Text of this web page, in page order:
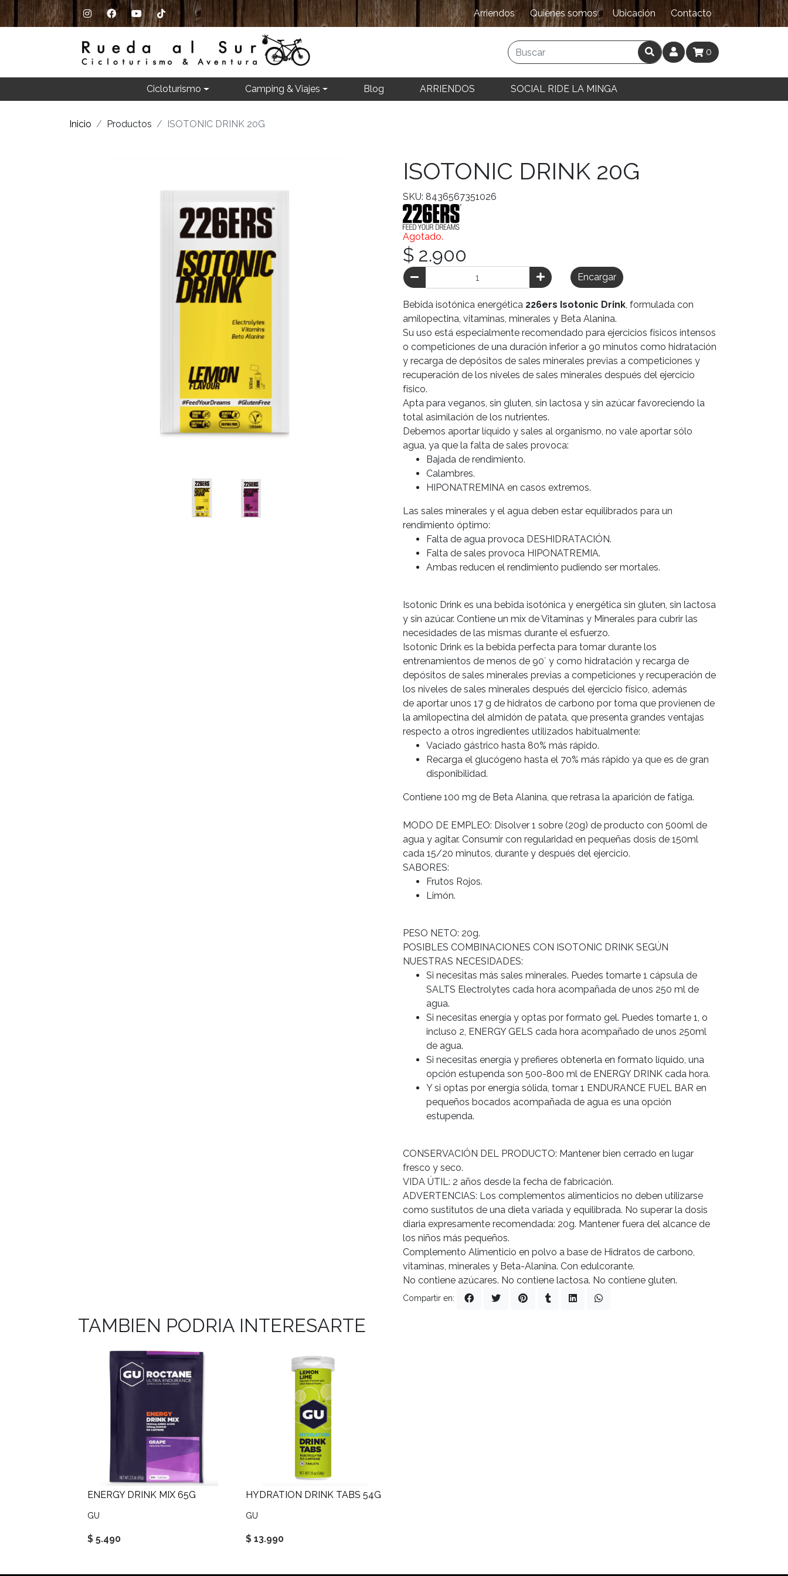
Arriendos Quiénes somos Ubicación Contacto
0
Cicloturismo Camping & Viajes Blog ARRIENDOS SOCIAL RIDE LA MINGA
Inicio Productos ISOTONIC DRINK 20G
ISOTONIC DRINK 20G
SKU: 8436567351026
Agotado.
$ 2.900
Encargar
Bebida isotónica energética 226ers Isotonic Drink, formulada con
amilopectina, vitaminas, minerales y Beta Alanina.
Su uso está especialmente recomendado para ejercicios físicos intensos
o competiciones de una duración inferior a 90 minutos como hidratación
y recarga de depósitos de sales minerales previas a competiciones y
recuperación de los niveles de sales minerales después del ejercicio
físico.
Apta para veganos, sin gluten, sin lactosa y sin azúcar favoreciendo la
total asimilación de los nutrientes.
Debemos aportar líquido y sales al organismo, no vale aportar sólo
agua, ya que la falta de sales provoca:
Bajada de rendimiento.
Calambres.
HIPONATREMINA en casos extremos.
Las sales minerales y el agua deben estar equilibrados para un
rendimiento óptimo:
Falta de agua provoca DESHIDRATACIÓN.
Falta de sales provoca HIPONATREMIA.
Ambas reducen el rendimiento pudiendo ser mortales.
Isotonic Drink es una bebida isotónica y energética sin gluten, sin lactosa
y sin azúcar. Contiene un mix de Vitaminas y Minerales para cubrir las
necesidades de las mismas durante el esfuerzo.
Isotonic Drink es la bebida perfecta para tomar durante los
entrenamientos de menos de 90´ y como hidratación y recarga de
depósitos de sales minerales previas a competiciones y recuperación de
los niveles de sales minerales después del ejercicio físico, además
de aportar unos 17 g de hidratos de carbono por toma que provienen de
la amilopectina del almidón de patata, que presenta grandes ventajas
respecto a otros ingredientes utilizados habitualmente:
Vaciado gástrico hasta 80% más rápido.
Recarga el glucógeno hasta el 70% más rápido ya que es de gran
disponibilidad.
Contiene 100 mg de Beta Alanina, que retrasa la aparición de fatiga.
MODO DE EMPLEO: Disolver 1 sobre (20g) de producto con 500ml de
agua y agitar. Consumir con regularidad en pequeñas dosis de 150ml
cada 15/20 minutos, durante y después del ejercicio.
SABORES:
Frutos Rojos.
Limón.
PESO NETO: 20g.
POSIBLES COMBINACIONES CON ISOTONIC DRINK SEGÚN
NUESTRAS NECESIDADES:
Si necesitas más sales minerales. Puedes tomarte 1 cápsula de
SALTS Electrolytes cada hora acompañada de unos 250 ml de
agua.
Si necesitas energía y optas por formato gel. Puedes tomarte 1, o
incluso 2, ENERGY GELS cada hora acompañado de unos 250ml
de agua.
Si necesitas energía y prefieres obtenerla en formato líquido, una
opción estupenda son 500-800 ml de ENERGY DRINK cada hora.
Y si optas por energía sólida, tomar 1 ENDURANCE FUEL BAR en
pequeños bocados acompañada de agua es una opción
estupenda.
CONSERVACIÓN DEL PRODUCTO: Mantener bien cerrado en lugar
fresco y seco.
VIDA ÚTIL: 2 años desde la fecha de fabricación.
ADVERTENCIAS: Los complementos alimenticios no deben utilizarse
como sustitutos de una dieta variada y equilibrada. No superar la dosis
diaria expresamente recomendada: 20g. Mantener fuera del alcance de
los niños más pequeños.
Complemento Alimenticio en polvo a base de Hidratos de carbono,
vitaminas, minerales y Beta-Alanina. Con edulcorante.
No contiene azúcares. No contiene lactosa. No contiene gluten.
Compartir en:
TAMBIEN PODRIA INTERESARTE
ENERGY DRINK MIX 65G
GU
$ 5.490
HYDRATION DRINK TABS 54G
GU
$ 13.990